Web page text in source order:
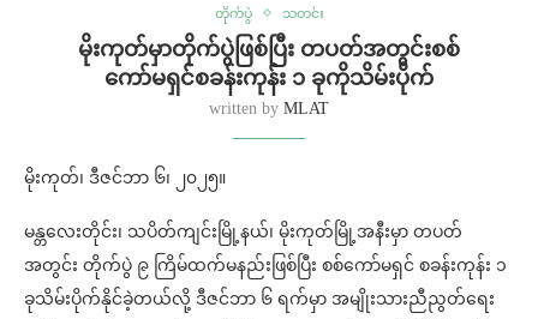
တိုက်ပွဲ သတင်း
မိုးကုတ်မှာတိုက်ပွဲဖြစ်ပြီး တပတ်အတွင်းစစ်
ကော်မရှင်စခန်းကုန်း ၁ ခုကိုသိမ်းပိုက်
written by MLAT
မိုးကုတ်၊ ဒီဇင်ဘာ ၆၊ ၂၀၂၅။
မန္တလေးတိုင်း၊ သပိတ်ကျင်းမြို့နယ်၊ မိုးကုတ်မြို့အနီးမှာ တပတ်
အတွင်း တိုက်ပွဲ ၉ ကြိမ်ထက်မနည်းဖြစ်ပြီး စစ်ကော်မရှင် စခန်းကုန်း ၁
ခုသိမ်းပိုက်နိုင်ခဲ့တယ်လို့ ဒီဇင်ဘာ ၆ ရက်မှာ အမျိုးသားညီညွတ်ရေး